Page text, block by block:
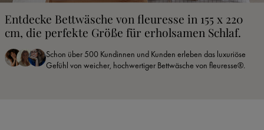
Entdecke Bettwäsche von fleuresse in 155 x 220
cm, die perfekte Größe für erholsamen Schlaf.
Schon über 500 Kundinnen und Kunden erleben das luxuriöse
Gefühl von weicher, hochwertiger Bettwäsche von fleuresse®.